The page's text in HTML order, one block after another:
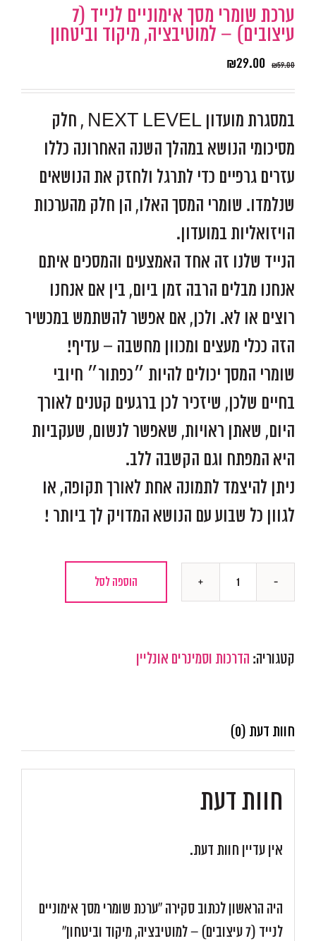
ערכת שומרי מסך אימוניים לנייד (7
עיצובים) – למוטיבציה, מיקוד וביטחון
₪59.00
₪29.00
במסגרת מועדון NEXT LEVEL , חלק
מסיכומי הנושא במהלך השנה האחרונה כללו
עזרים גרפיים כדי לתרגל ולחזק את הנושאים
שנלמדו. שומרי המסך האלו, הן חלק מהערכות
הויזואליות במועדון.
הנייד שלנו זה אחד האמצעים והמסכים איתם
אנחנו מבלים הרבה זמן ביום, בין אם אנחנו
רוצים או לא. ולכן, אם אפשר להשתמש במכשיר
הזה ככלי מעצים ומכוון מחשבה – עדיף!
שומרי המסך יכולים להיות ״כפתור״ חיובי
בחיים שלכן, שיזכיר לכן ברגעים קטנים לאורך
היום, שאתן ראויות, שאפשר לנשום, שעקביות
היא המפתח וגם הקשבה ללב.
ניתן להיצמד לתמונה אחת לאורך תקופה, או
לגוון כל שבוע עם הנושא המדויק לך ביותר !
שומרי
לנייד
(7
מיקוד
הוספה לסל
קטגוריה: הדרכות וסמינרים אונליין
חוות דעת (0)
חוות דעת
אין עדיין חוות דעת.
היה הראשון לכתוב סקירה “ערכת שומרי מסך אימוניים
לנייד (7 עיצובים) – למוטיבציה, מיקוד וביטחון”